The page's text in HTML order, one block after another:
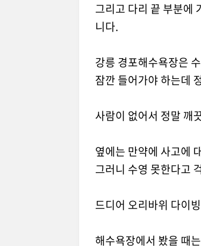
그리고 다리 끝 부분에
니다.
강릉 경포해수욕장은
잠깐 들어가야 하는데
사람이 없어서 정말 깨
옆에는 만약에 사고에
그러니 수영 못한다고
드디어 오리바위 다이
해수욕장에서 봤을 때